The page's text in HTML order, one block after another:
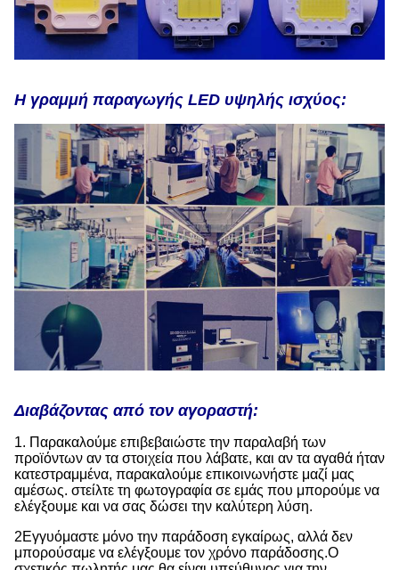
Η γραμμή παραγωγής LED υψηλής ισχύος:
Διαβάζοντας από τον αγοραστή:
1. Παρακαλούμε επιβεβαιώστε την παραλαβή των
προϊόντων αν τα στοιχεία που λάβατε, και αν τα αγαθά ήταν
κατεστραμμένα, παρακαλούμε επικοινωνήστε μαζί μας
αμέσως. στείλτε τη φωτογραφία σε εμάς που μπορούμε να
ελέγξουμε και να σας δώσει την καλύτερη λύση.
2Εγγυόμαστε μόνο την παράδοση εγκαίρως, αλλά δεν
μπορούσαμε να ελέγξουμε τον χρόνο παράδοσης.Ο